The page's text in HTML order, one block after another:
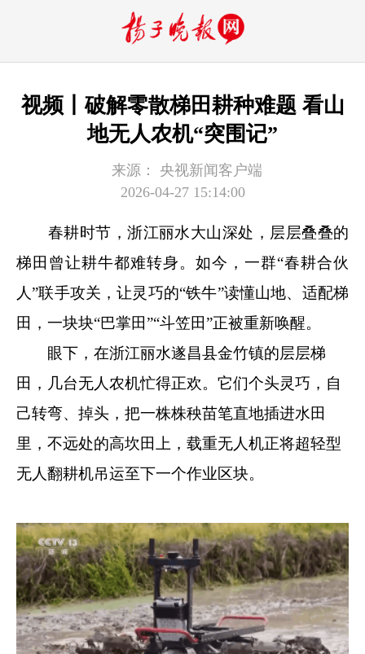
视频丨破解零散梯田耕种难题 看山
地无人农机“突围记”
来源：
央视新闻客户端
2026-04-27 15:14:00
春耕时节，浙江丽水大山深处，层层叠叠的
梯田曾让耕牛都难转身。如今，一群“春耕合伙
人”联手攻关，让灵巧的“铁牛”读懂山地、适配梯
田，一块块“巴掌田”“斗笠田”正被重新唤醒。
眼下，在浙江丽水遂昌县金竹镇的层层梯
田，几台无人农机忙得正欢。它们个头灵巧，自
己转弯、掉头，把一株株秧苗笔直地插进水田
里，不远处的高坎田上，载重无人机正将超轻型
无人翻耕机吊运至下一个作业区块。